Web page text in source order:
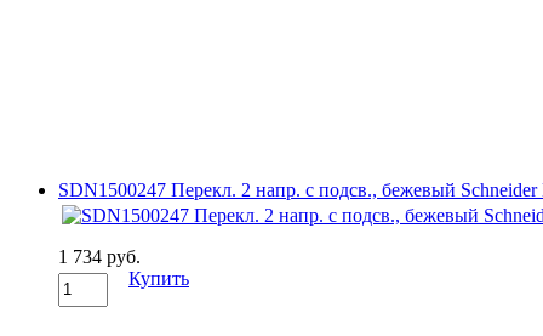
SDN1500247 Перекл. 2 напр. с подсв., бежевый Schneider
1 734 руб.
Купить